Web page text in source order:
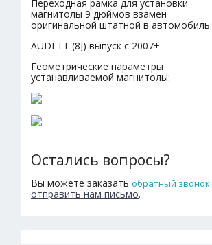
Переходная рамка для установки
магнитолы 9 дюймов взамен
оригинальной штатной в автомобиль:
AUDI ТТ (8J) выпуск с 2007+
Геометрические параметры
устанавливаемой магнитолы:
Остались вопросы?
Вы можете заказать обратный звонок
отправить нам письмо.